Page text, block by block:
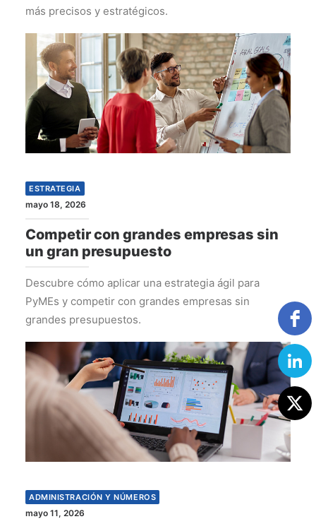
más precisos y estratégicos.
ESTRATEGIA
mayo 18, 2026
Competir con grandes empresas sin
un gran presupuesto
Descubre cómo aplicar una estrategia ágil para
PyMEs y competir con grandes empresas sin
grandes presupuestos.
ADMINISTRACIÓN Y NÚMEROS
mayo 11, 2026